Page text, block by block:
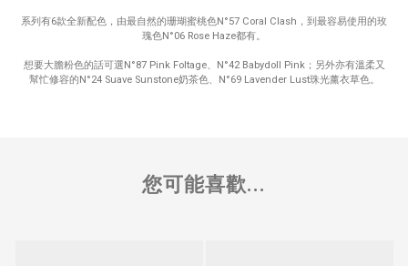
系列有6款全新配色，由最自然的珊瑚蜜桃色N°57 Coral Clash，到最容易使用的玫
瑰色N°06 Rose Haze都有。
想要大膽粉色的話可選N°87 Pink Foltage、N°42 Babydoll Pink；另外亦有溫柔又
幫忙修容的N°24 Suave Sunstone奶茶色、N°69 Lavender Lust珠光薰衣草色。
您可能喜歡...